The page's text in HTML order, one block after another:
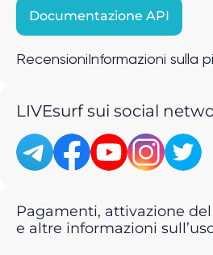
Documentazione API
Recensioni Informazioni sulla
LIVEsurf sui social
Pagamenti, attivazione
e altre informazioni